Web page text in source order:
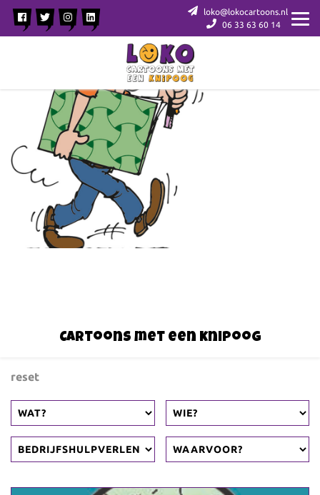
loko@lokocartoons.nl
06 33 63 60 14
Cartoons met een knipoog
reset